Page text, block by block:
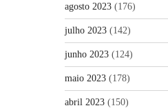
agosto 2023 (176)
julho 2023 (142)
junho 2023 (124)
maio 2023 (178)
abril 2023 (150)